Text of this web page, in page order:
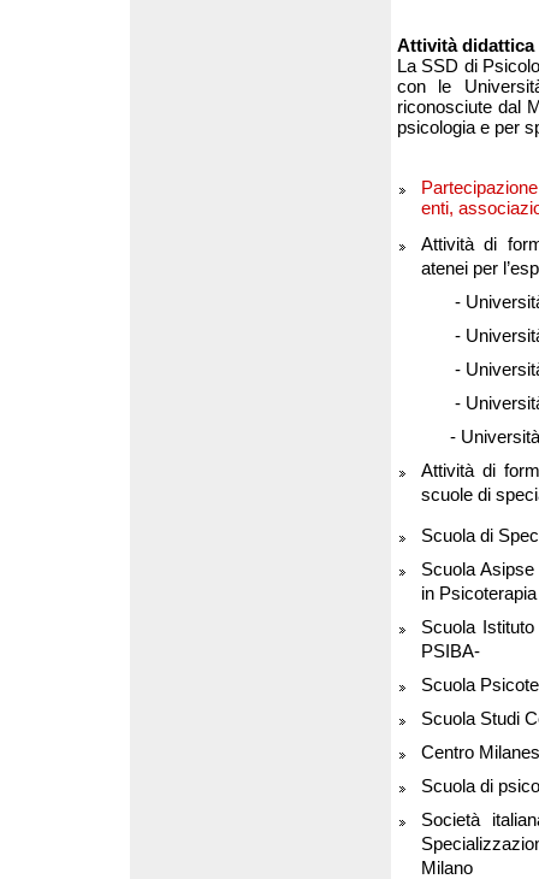
Attività didattica
La SSD di
con le
riconosciute dal
psicologia e per
enti,
Attività di
atenei per
- Università
-
-
-
-
Attività di
scuole di
Scuola di
Scuola
in
Scuola
PSIBA-
Scuola
Scuola Studi
Centro
Scuola di
Società
Milano